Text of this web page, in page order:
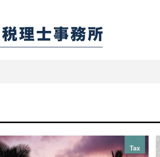
Tax